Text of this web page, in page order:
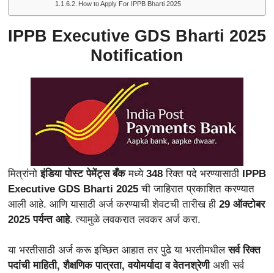
How to Apply For IPPB Bharti 2025
IPPB Executive GDS Bharti 2025
Notification
मित्रांनोइंडिया पोस्ट पेमेंट्स बँकमध्ये 348 रिक्त पदे भरण्यासाठी IPPB
Executive GDS Bharti 2025 ची जाहिरात प्रकाशित करण्यात
आली आहे. आणि यासाठी अर्ज करण्याची शेवटची तारीख ही 29 ऑक्टोबर
2025 पर्यन्त आहे. त्यामुळे लवकरात लवकर अर्ज करा.
या भरतीसाठी अर्ज करू इच्छित आहात तर पुढे या भरतीमधीलसर्व रिक्त
पदांची माहिती, शैक्षणिक पात्रता, वयोमर्यादा व वेतनश्रेणीअशी सर्व